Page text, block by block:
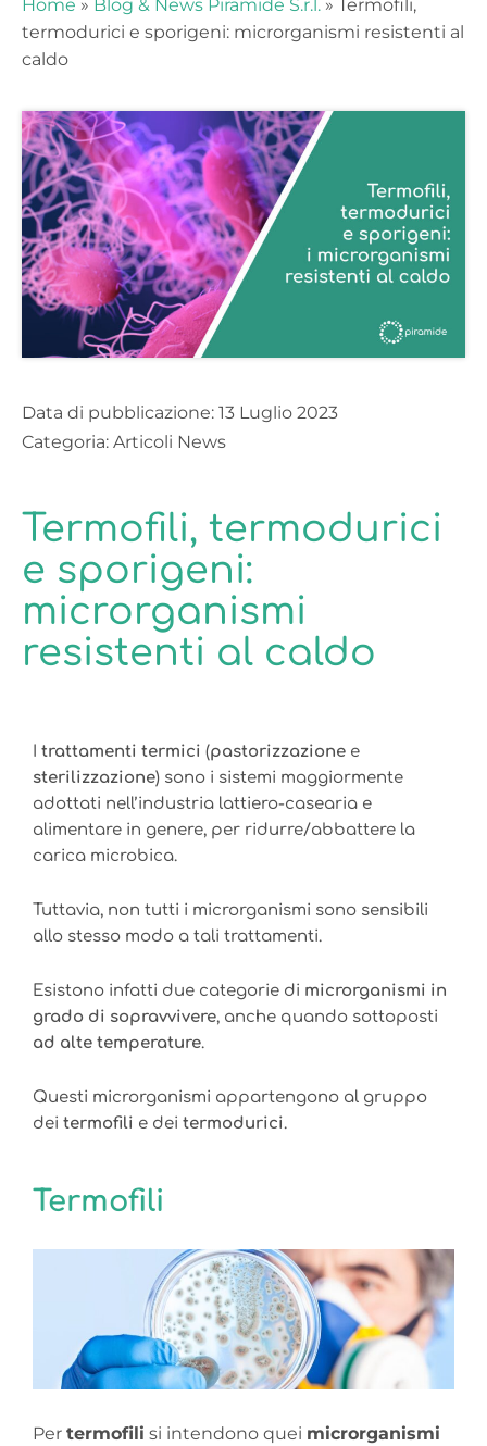
Rimani sempre aggiornato e non
perderti le nostre news e i nostri
Home » Blog & News Piramide S.r.l. » Termofili,
termodurici e sporigeni: microrganismi resistenti al
caldo
Data di pubblicazione: 13 Luglio 2023
Categoria: Articoli News
Termofili, termodurici
e sporigeni:
microrganismi
resistenti al caldo
trattamenti termici (pastorizzazione e
sterilizzazione) sono i sistemi maggiormente
adottati nell’industria lattiero-casearia e
alimentare in genere, per ridurre/abbattere la
carica microbica.
Tuttavia, non tutti i microrganismi sono sensibili
allo stesso modo a tali trattamenti.
Esistono infatti due categorie di microrganismi in
grado di sopravvivere, anche quando sottoposti
ad alte temperature.
Questi microrganismi appartengono al gruppo
dei termofili e dei termodurici.
Termofili
Per termofili si intendono quei microrganismi